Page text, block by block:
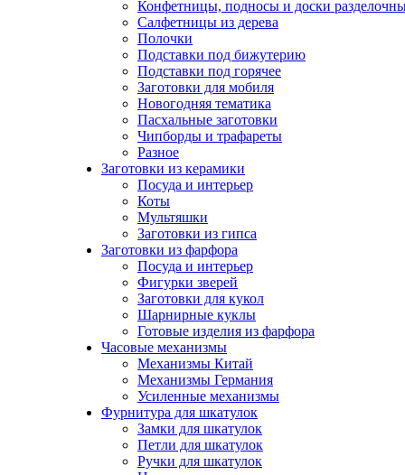
Конфетницы, подносы и доски
Салфетницы из дерева
Полочки
Подставки под бижутерию
Подставки под горячее
Заготовки для мобиля
Новогодняя тематика
Пасхальные заготовки
Чипборды и трафареты
Разное
Заготовки из керамики
Посуда и интерьер
Коты
Мультяшки
Заготовки из гипса
Заготовки из фарфора
Посуда и интерьер
Фигурки зверей
Заготовки для кукол
Шарнирные куклы
Готовые изделия из фарфора
Часовые механизмы
Механизмы Китай
Механизмы Германия
Усиленные механизмы
Фурнитура для шкатулок
Замки для шкатулок
Петли для шкатулок
Ручки для шкатулок